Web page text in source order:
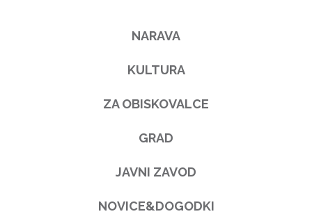
NARAVA
KULTURA
ZA OBISKOVALCE
GRAD
JAVNI ZAVOD
NOVICE&DOGODKI